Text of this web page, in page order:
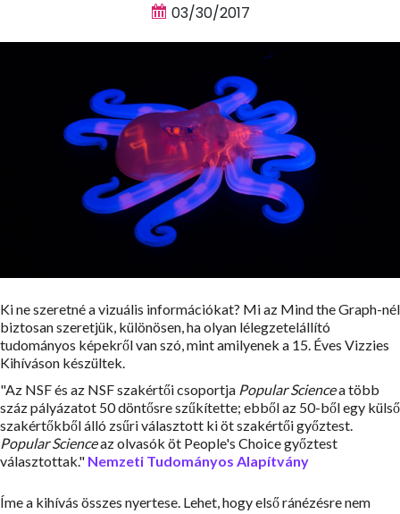
03/30/2017
Ki ne szeretné a vizuális információkat? Mi az Mind the Graph-nél
biztosan szeretjük, különösen, ha olyan lélegzetelállító
tudományos képekről van szó, mint amilyenek a 15. Éves Vizzies
Kihíváson készültek.
"Az NSF és az NSF szakértői csoportja Popular Sciencea több
száz pályázatot 50 döntősre szűkítette; ebből az 50-ből egy külső
szakértőkből álló zsűri választott ki öt szakértői győztest.
Popular Scienceaz olvasók öt People's Choice győztest
választottak." Nemzeti Tudományos Alapítvány
Íme a kihívás összes nyertese. Lehet, hogy első ránézésre nem